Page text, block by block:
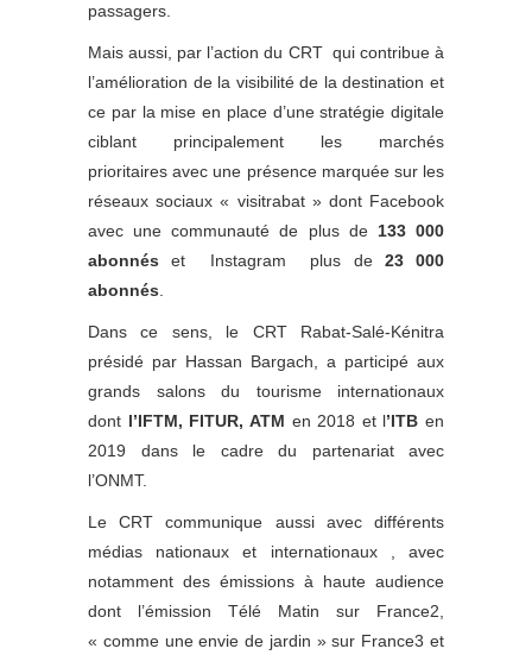
passagers.
Mais aussi, par l’action du CRT qui contribue à
l’amélioration de la visibilité de la destination et
ce par la mise en place d’une stratégie digitale
ciblant principalement les marchés
prioritaires avec une présence marquée sur les
réseaux sociaux « visitrabat » dont Facebook
avec une communauté de plus de 133 000
abonnés et Instagram plus de 23 000
abonnés
Dans ce sens, le CRT Rabat-Salé-Kénitra
présidé par Hassan Bargach, a participé aux
grands salons du tourisme internationaux
dont l’IFTM, FITUR, ATM en 2018 et l’ITB en
2019 dans le cadre du partenariat avec
l’ONMT.
Le CRT communique aussi avec différents
médias nationaux et internationaux , avec
notamment des émissions à haute audience
dont l’émission Télé Matin sur France2,
« comme une envie de jardin » sur France3 et